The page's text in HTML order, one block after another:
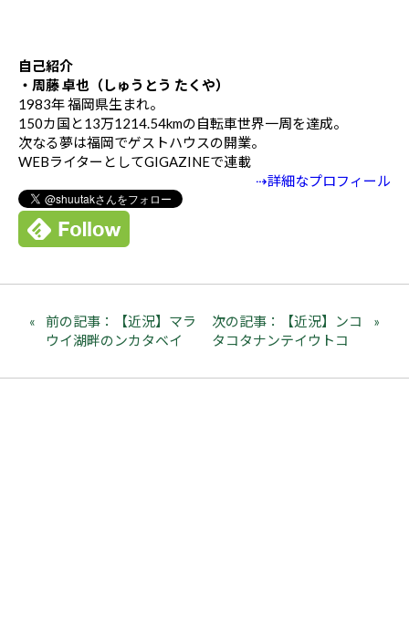
自己紹介
・周藤 卓也（しゅうとう たくや）
1983年 福岡県生まれ。
150カ国と13万1214.54kmの自転車世界一周を達成。
次なる夢は福岡でゲストハウスの開業。
WEBライターとしてGIGAZINEで連載
⇢詳細なプロフィール
前の記事：【近況】マラ
ウイ湖畔のンカタベイ
次の記事：【近況】ンコ
タコタナンテイウトコ